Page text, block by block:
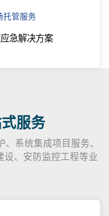
托管服务
急解决方案
服务
系统集成项目服务、
设、安防监控工程等业